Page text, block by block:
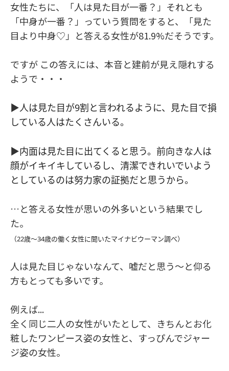
女性たちに、「人は見た目が一番？」それとも
「中身が一番？」っていう質問をすると、「見た
目より中身♡」と答える女性が81.9%だそうです。
ですが この答えには、本音と建前が見え隠れする
ようで・・・
▶人は見た目が9割と言われるように、見た目で損
している人はたくさんいる。
▶内面は見た目に出てくると思う。前向きな人は
顔がイキイキしているし、清潔できれいでいよう
としているのは努力家の証拠だと思うから。
…と答える女性が思いの外多いという結果でし
た。
（22歳〜34歳の働く女性に聞いたマイナビウーマン調べ）
人は見た目じゃないなんて、嘘だと思う～と仰る
方もとっても多いです。
例えば...
全く同じ二人の女性がいたとして、きちんとお化
粧したワンピース姿の女性と、すっぴんでジャー
ジ姿の女性。